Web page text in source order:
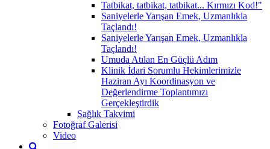
Tatbikat, tatbikat, tatbikat... Kırmızı Kod!"
Saniyelerle Yarışan Emek, Uzmanlıkla
Taçlandı!
Saniyelerle Yarışan Emek, Uzmanlıkla
Taçlandı!
Umuda Atılan En Güçlü Adım
Klinik İdari Sorumlu Hekimlerimizle
Haziran Ayı Koordinasyon ve
Değerlendirme Toplantımızı
Gerçekleştirdik
Sağlık Takvimi
Fotoğraf Galerisi
Video